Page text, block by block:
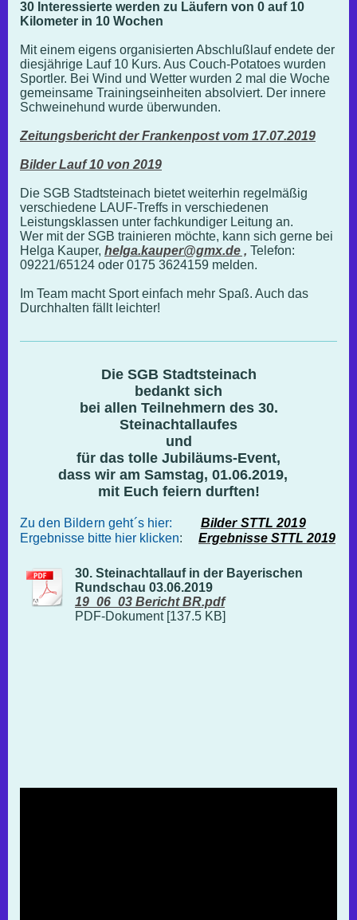
30 Interessierte werden zu Läufern von 0 auf 10
Kilometer in 10 Wochen
Mit einem eigens organisierten Abschlußlauf endete der
diesjährige Lauf 10 Kurs. Aus Couch-Potatoes wurden
Sportler. Bei Wind und Wetter wurden 2 mal die Woche
gemeinsame Trainingseinheiten absolviert. Der innere
Schweinehund wurde überwunden.
Zeitungsbericht der Frankenpost vom 17.07.2019
Bilder Lauf 10 von 2019
Die SGB Stadtsteinach bietet weiterhin regelmäßig
verschiedene LAUF-Treffs in verschiedenen
Leistungsklassen unter fachkundiger Leitung an.
Wer mit der SGB trainieren möchte, kann sich gerne bei
Helga Kauper, helga.kauper@gmx.de , Telefon:
09221/65124 oder 0175 3624159 melden.
Im Team macht Sport einfach mehr Spaß. Auch das
Durchhalten fällt leichter!
Die SGB Stadtsteinach
bedankt sich
bei allen Teilnehmern des 30.
Steinachtallaufes
und
für das tolle Jubiläums-Event,
dass wir am Samstag, 01.06.2019,
mit Euch feiern durften!
Zu den Bildern geht´s hier:
Bilder STTL 2019
Ergebnisse bitte hier klicken: Ergebnisse STTL 2019
30. Steinachtallauf in der Bayerischen
Rundschau 03.06.2019
19_06_03 Bericht BR.pdf
PDF-Dokument [137.5 KB]